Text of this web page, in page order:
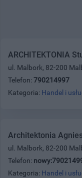
ARCHITEKTONIA
ul. Malbork, 82-200
Telefon: 790214997
Kategoria: Handel i
Architektonia
ul. Malbork, 82-200
Telefon:
Kategoria: Handel i